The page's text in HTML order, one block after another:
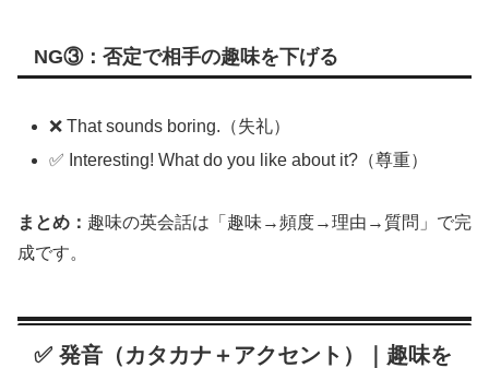
NG③：否定で相手の趣味を下げる
❌ That sounds boring.（失礼）
✅ Interesting! What do you like about it?（尊重）
まとめ： 趣味の英会話は「趣味→頻度→理由→質問」で完
成です。
✅ 発音（カタカナ＋アクセント）｜趣味を